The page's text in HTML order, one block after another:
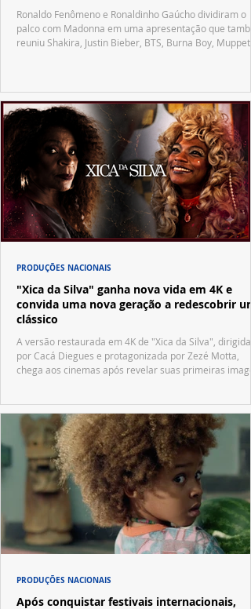
Ronaldo Fenômeno e Ronaldinho Gaúcho dividiram o
palco com Madonna em uma apresentação que
reuniu Shakira, Justin Bieber, BTS, Burna Boy, Muppets,
"Xica da Silva" ganha nova vida em 4K e
convida uma nova geração a redescobrir um
clássico
A versão restaurada em 4K de "Xica da Silva", dirigida
por Cacá Diegues e protagonizada por Zezé Motta,
chega aos cinemas após revelar suas primeiras
PRODUÇÕES NACIONAIS
Após conquistar festivais internacionais,
PRODUÇÕES NACIONAIS